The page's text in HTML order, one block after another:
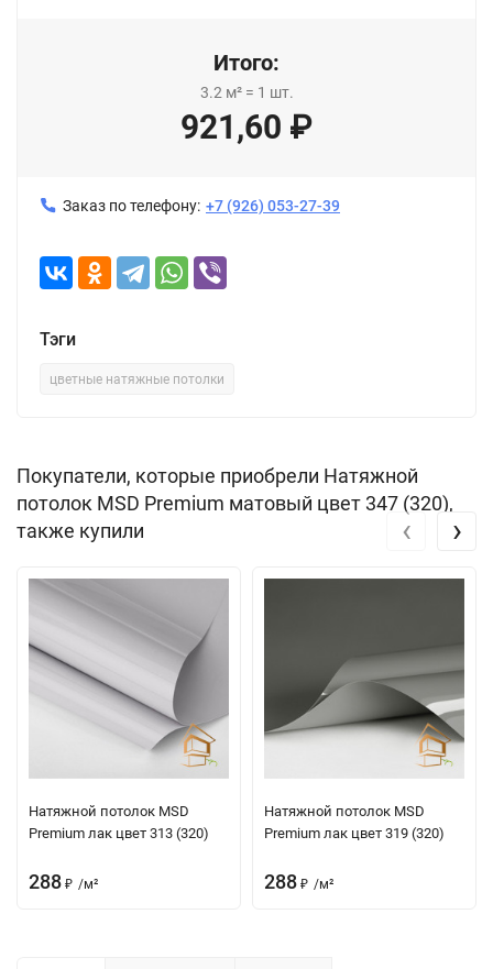
Итого:
3.2 м²= 1 шт.
921,60 ₽
Заказ по телефону: +7 (926) 053-27-39
Тэги
цветные натяжные потолки
Покупатели, которые приобрели Натяжной
потолок MSD Premium матовый цвет 347 (320),
также купили
Натяжной потолок MSD
Premium лак цвет 313 (320)
288 ₽ /м²
Натяжной потолок MSD
Premium лак цвет 319 (320)
288 ₽ /м²
‹ ›